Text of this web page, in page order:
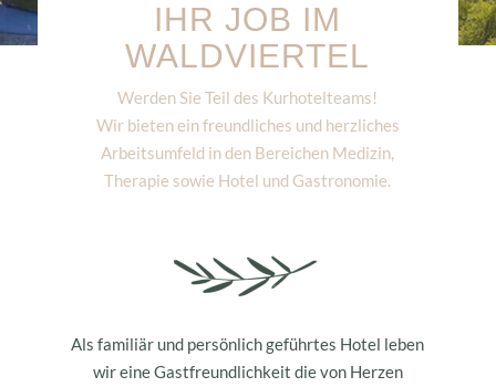
IHR JOB IM
WALDVIERTEL
Werden Sie Teil des Kurhotelteams!
Wir bieten ein freundliches und herzliches
Arbeitsumfeld in den Bereichen Medizin,
Therapie sowie Hotel und Gastronomie.
Als familiär und persönlich geführtes Hotel leben
wir eine Gastfreundlichkeit die von Herzen